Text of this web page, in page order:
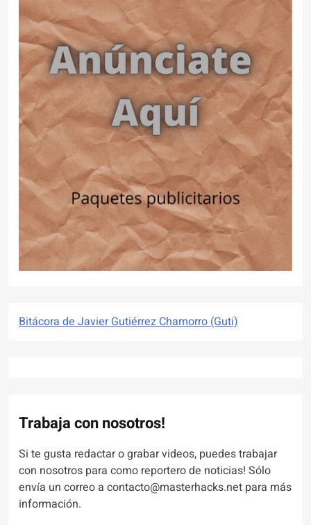
Bitácora de Javier Gutiérrez Chamorro (Guti)
Trabaja con nosotros!
Si te gusta redactar o grabar videos, puedes trabajar
con nosotros para como reportero de noticias! Sólo
envía un correo a contacto@masterhacks.net para más
información.